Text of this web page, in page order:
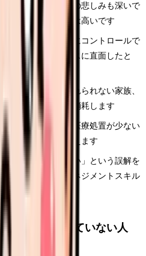
るからこそ、別れの悲しみも深いで
アウト）のリスクは高いです
力感：
症状を完全にコントロールで
取り除けないケースに直面したと
患者の死を受け入れられない家族、
の対応は精神的に消耗します
急性期のような医療処置が少ない
対応のスキルが衰えます
和ケア＝何もしない」という誤解を
には高度な症状マネジメントスキル
いる人・向いていない人